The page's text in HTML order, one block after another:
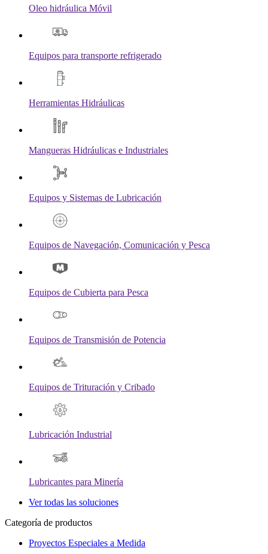
Oleo hidráulica Móvil
Equipos para transporte refrigerado
Herramientas Hidráulicas
Mangueras Hidráulicas e Industriales
Equipos y Sistemas de Lubricación
Equipos de Navegación, Comunicación y Pesca
Equipos de Cubierta para Pesca
Equipos de Transmisión de Potencia
Equipos de Trituración y Cribado
Lubricación Industrial
Lubricantes para Minería
Ver todas las soluciones
Categoría de productos
Proyectos Especiales a Medida